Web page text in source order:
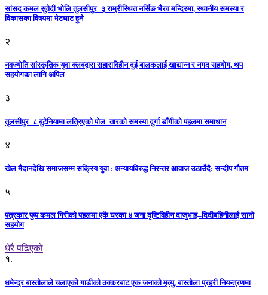
सांसद कमल सुवेदी भोलि तुलसीपुर–३ राम्रीस्थित नर्सिङ भैरव मन्दिरमा, स्थानीय समस्या र
विकासका विषयमा भेटघाट हुने
२
नवज्योति सांस्कृतिक युवा क्लबद्वारा सहाराविहीन दुई बालकलाई खाद्यान्न र नगद सहयोग, थप
सहयोगका लागि अपिल
३
तुलसीपुर–८ बुटेनियामा लत्रिएको पोल–तारको समस्या दुर्गा डाँगीको पहलमा समाधान
४
खेल मैदानदेखि समाजसम्म सक्रिय युवा : अन्यायविरुद्ध निरन्तर आवाज उठाउँदै: सन्दीप गौतम
५
पत्रकार पुष्प कमल गिरीको पहलमा एकै घरका ४ जना दृष्टिविहीन दाजुभाइ–दिदीबहिनीलाई सानो
सहयोग
धेरै पढिएको
१.
धमेन्द्र बास्तोलाले चलाएको गाडीको ठक्करबाट एक जनाको मृत्यु, बास्तोला प्रहरी नियन्त्रणमा